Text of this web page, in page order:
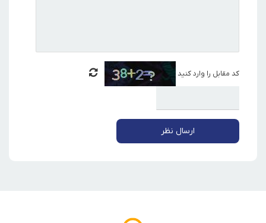
کد مقابل را وارد کنید
ارسال نظر